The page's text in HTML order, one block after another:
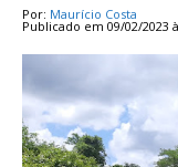
Por: Maurício Costa
Publicado em 09/02/2023